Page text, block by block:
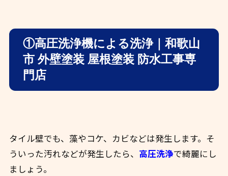
①高圧洗浄機による洗浄｜和歌山
市 外壁塗装 屋根塗装 防水工事専
門店
タイル壁でも、藻やコケ、カビなどは発生します。 そ
ういった汚れなどが発生したら、 高圧洗浄で綺麗にし
ましょう。